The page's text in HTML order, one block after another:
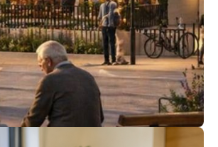
ACEDER